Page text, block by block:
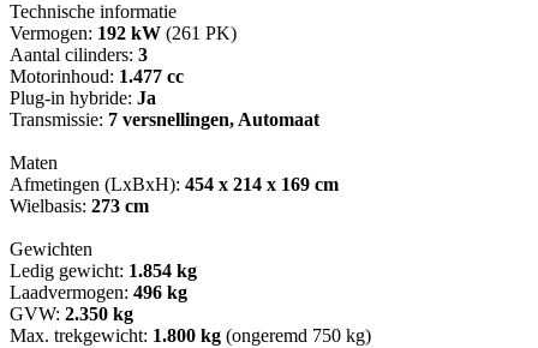
Technische informatie
Vermogen: 192 kW (261 PK)
Aantal cilinders: 3
Motorinhoud: 1.477 cc
Plug-in hybride: Ja
Transmissie: 7 versnellingen, Automaat
Maten
Afmetingen (LxBxH): 454 x 214 x 169 cm
Wielbasis: 273 cm
Gewichten
Ledig gewicht: 1.854 kg
Laadvermogen: 496 kg
GVW: 2.350 kg
Max. trekgewicht: 1.800 kg (ongeremd 750 kg)